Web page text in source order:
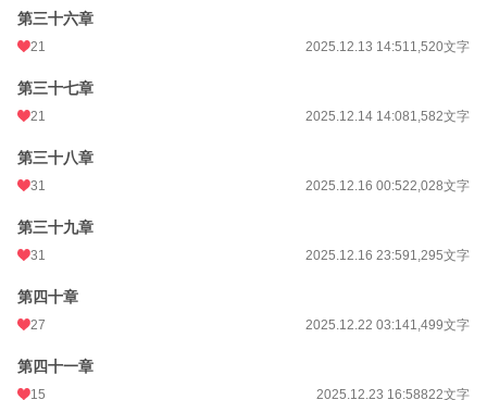
第三十六章
21 2025.12.13 14:511,520文字
第三十七章
21 2025.12.14 14:081,582文字
第三十八章
31 2025.12.16 00:522,028文字
第三十九章
31 2025.12.16 23:591,295文字
第四十章
27 2025.12.22 03:141,499文字
第四十一章
15 2025.12.23 16:58822文字